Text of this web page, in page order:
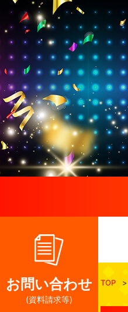
n
e
n
お問い合わせ
(資料請求等)
TOP >